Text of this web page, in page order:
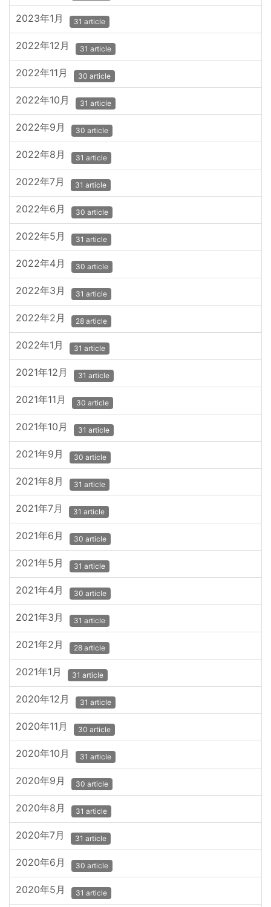
2023年1月 31 article
2022年12月 31 article
2022年11月 30 article
2022年10月 31 article
2022年9月 30 article
2022年8月 31 article
2022年7月 31 article
2022年6月 30 article
2022年5月 31 article
2022年4月 30 article
2022年3月 31 article
2022年2月 28 article
2022年1月 31 article
2021年12月 31 article
2021年11月 30 article
2021年10月 31 article
2021年9月 30 article
2021年8月 31 article
2021年7月 31 article
2021年6月 30 article
2021年5月 31 article
2021年4月 30 article
2021年3月 31 article
2021年2月 28 article
2021年1月 31 article
2020年12月 31 article
2020年11月 30 article
2020年10月 31 article
2020年9月 30 article
2020年8月 31 article
2020年7月 31 article
2020年6月 30 article
2020年5月 31 article